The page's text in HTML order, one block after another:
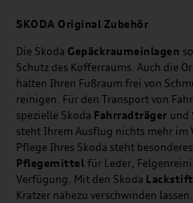
SKODA Original Zubehör
Die Skoda Gepäckraumeinlagen
Schutz des Kofferraums. Auch die
halten Ihren Fußraum frei von
reinigen. Für den Transport von
spezielle Skoda Fahrradträger und
steht Ihrem Ausflug nichts mehr im
Pflege Ihres Skoda steht
Pflegemittel für Leder,
Verfügung. Mit den Skoda
Kratzer nahezu verschwinden